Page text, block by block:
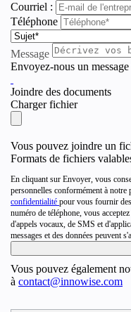
Courriel :
Téléphone
Message
Envoyez-nous un
Joindre des documents
Charger fichier
Vous pouvez joindre un
Formats de fichiers
En cliquant sur Envoyer, vous
personnelles conformément à
confidentialité pour vous fournir
numéro de téléphone, vous
d'appels vocaux, de SMS et
messages et des données peuvent
Vous pouvez également
à contact@innowise.com